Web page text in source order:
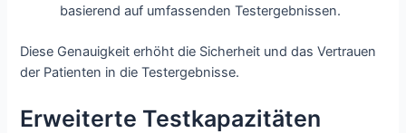
basierend auf umfassenden Testergebnissen.
Diese Genauigkeit erhöht die Sicherheit und das Vertrauen
der Patienten in die Testergebnisse.
Erweiterte Testkapazitäten